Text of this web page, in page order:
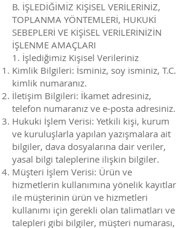
B. İŞLEDİĞİMİZ KİŞİSEL VERİLERİNİZ,
TOPLANMA YÖNTEMLERİ, HUKUKİ
SEBEPLERİ VE KİŞİSEL VERİLERİNİZİN
İŞLENME AMAÇLARI
1. İşlediğimiz Kişisel Verileriniz
Kimlik Bilgileri: İsminiz, soy isminiz, T.C.
kimlik numaranız.
İletişim Bilgileri: İkamet adresiniz,
telefon numaranız ve e-posta adresiniz.
Hukuki İşlem Verisi: Yetkili kişi, kurum
ve kuruluşlarla yapılan yazışmalara ait
bilgiler, dava dosyalarına dair veriler,
yasal bilgi taleplerine ilişkin bilgiler.
Müşteri İşlem Verisi: Ürün ve
hizmetlerin kullanımına yönelik kayıtlar
ile müşterinin ürün ve hizmetleri
kullanımı için gerekli olan talimatları ve
talepleri gibi bilgiler, müşteri numarası,